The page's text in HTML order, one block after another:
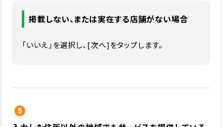
掲載しない、または実在する店舗がない場合
「いいえ」を選択し、[次へ]をタップします。